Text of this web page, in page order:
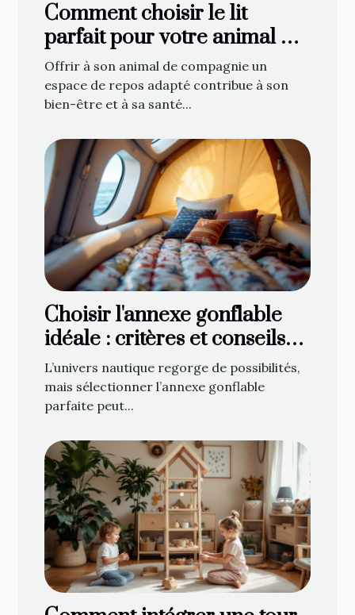
Comment choisir le lit
parfait pour votre animal de
compagnie
Offrir à son animal de compagnie un
espace de repos adapté contribue à son
bien-être et à sa santé...
Choisir l'annexe gonflable
idéale : critères et conseils
d'achat
L’univers nautique regorge de possibilités,
mais sélectionner l’annexe gonflable
parfaite peut...